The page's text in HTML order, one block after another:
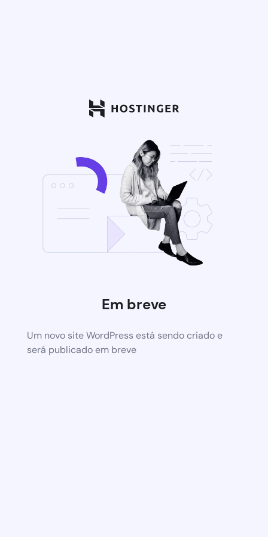
Em breve
Um novo site WordPress está sendo criado e
será publicado em breve